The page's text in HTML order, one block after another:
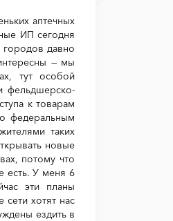
аптечных
ИП сегодня
городов давно
— мы
тут особой
фельдшерско-
к товарам
федеральным
таких
новые
потому что
есть. У меня 6
эти планы
хотят нас
ездить в